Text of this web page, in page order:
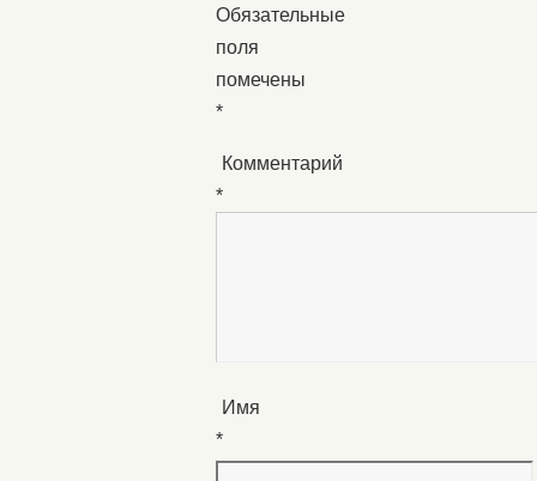
Обязательные
поля
помечены
*
Комментарий
*
Имя
*